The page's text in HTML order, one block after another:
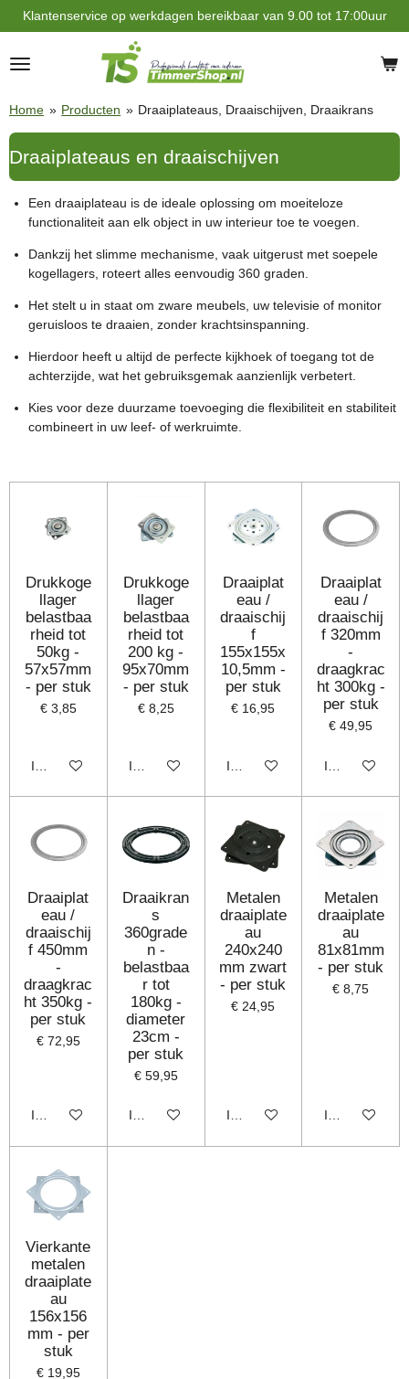
Ga
direct
naar
de
Klantenservice op werkdagen bereikbaar van 9.00 tot 17:00uur
Home » Producten » Draaiplateaus, Draaischijven, Draaikrans
Draaiplateaus en draaischijven
Een draaiplateau is de ideale oplossing om moeiteloze
functionaliteit aan elk object in uw interieur toe te voegen.
Dankzij het slimme mechanisme, vaak uitgerust met soepele
kogellagers, roteert alles eenvoudig 360 graden
Het stelt u in staat om zware meubels, uw televisie of monitor
geruisloos te draaien, zonder krachtsinspanning.
Hierdoor heeft u altijd de perfecte kijkhoek of toegang tot de
achterzijde, wat het gebruiksgemak aanzienlijk verbetert.
Kies voor deze duurzame toevoeging die flexibiliteit en stabiliteit
combineert in uw leef- of werkruimte.
Drukkoge
llager
belastbaa
rheid tot
50kg -
57x57mm
- per stuk
€ 3,85
In winkelwagen
Drukkoge
llager
belastbaa
rheid tot
200 kg -
95x70mm
- per stuk
€ 8,25
In winkelwagen
Draaiplat
eau /
draaischij
f
155x155x
10,5mm -
per stuk
€ 16,95
In winkelwagen
Draaiplat
eau /
draaischij
f 320mm
-
draagkrac
ht 300kg -
per stuk
€ 49,95
In
Draaiplat
eau /
draaischij
f 450mm
-
draagkrac
ht 350kg -
per stuk
€ 72,95
In winkelwagen
Draaikran
s
360grade
n -
belastbaa
r tot
180kg -
diameter
23cm -
per stuk
€ 59,95
In winkelwagen
Metalen
draaiplate
au
240x240
mm zwart
- per stuk
€ 24,95
In winkelwagen
Metalen
draaiplate
au
81x81mm
- per stuk
€ 8,75
In
Vierkante
metalen
draaiplate
au
156x156
mm - per
stuk
€ 19,95